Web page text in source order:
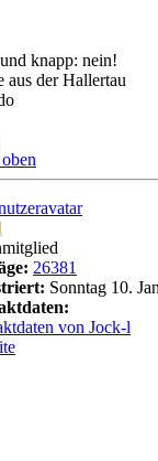
knapp: nein!
aus der Hallertau
26381
Sonntag 10.
von Jock-l